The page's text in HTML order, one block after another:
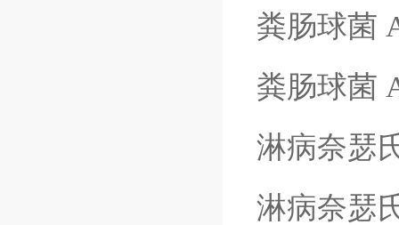
粪肠球菌
粪肠球菌
淋病奈瑟
淋病奈瑟